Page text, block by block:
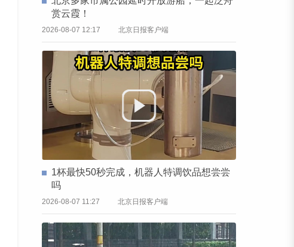
赏云霞！
2026-08-07 12:17 北京日报客户端
1杯最快50秒完成，机器人特调饮品想尝尝
吗
2026-08-07 11:27 北京日报客户端